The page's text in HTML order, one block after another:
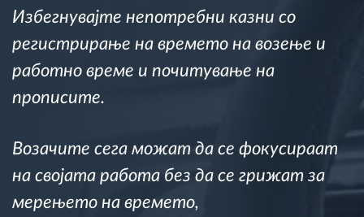
Управување со горивото
Планирање и следење на рутите
Автоматска идентификација на возачите
Откријте ги сите можности
Избегнувајте непотребни казни со
регистрирање на времето на возење и
работно време и почитување на
прописите.
Возачите сега можат да се фокусираат
на својата работа без да се грижат за
мерењето на времето,